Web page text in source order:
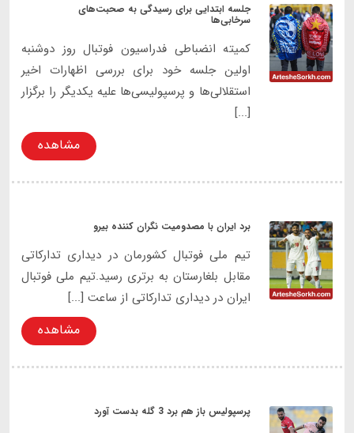
جلسه ابتدایی برای رسیدگی به صحبت‌های
سرخابی‌ها
کمیته انضباطی فدراسیون فوتبال روز دوشنبه
اولین جلسه خود برای بررسی اظهارات اخیر
استقلالی‌ها و پرسپولیسی‌ها علیه یکدیگر را برگزار
[...]
مشاهده
برد ایران با مصدومیت نگران کننده بیرو
تیم ملی فوتبال کشورمان در دیداری تدارکاتی
مقابل بلغارستان به برتری رسید.تیم ملی فوتبال
ایران در دیداری تدارکاتی از ساعت [...]
مشاهده
پرسپولیس باز هم برد 3 گله بدست آورد